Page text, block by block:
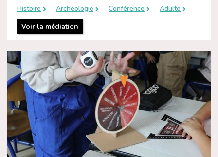
Histoire Archéologie Conférence
Adulte
Voir la médiation